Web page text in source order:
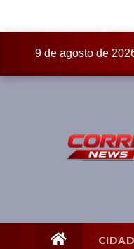
9 de agosto de